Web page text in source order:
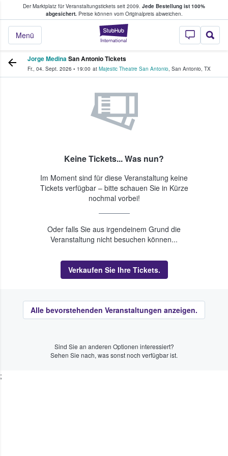
Der Marktplatz für Veranstaltungstickets seit 2009. Jede Bestellung ist 100%
abgesichert.Preise können vom Originalpreis abweichen.
StubHub - Wo
Menü
Tickets kaufen & verkaufen
Jorge MedinaSan Antonio Tickets
Fr., 04. Sept. 2026 • 19:00 at Majestic Theatre San Antonio, San Antonio, TX
Keine Tickets... Was nun?
Im Moment sind für diese Veranstaltung keine
Tickets verfügbar – bitte schauen Sie in Kürze
nochmal vorbei!
Oder falls Sie aus irgendeinem Grund die
Veranstaltung nicht besuchen können...
Verkaufen Sie Ihre Tickets.
Alle bevorstehenden Veranstaltungen anzeigen.
Sind Sie an anderen Optionen interessiert?
Sehen Sie nach, was sonst noch verfügbar ist.
;